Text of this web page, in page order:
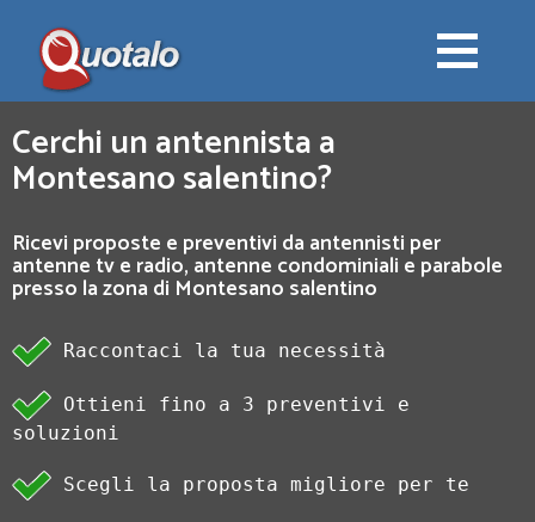
Cerchi un antennista a
Montesano salentino?
Ricevi proposte e preventivi da antennisti per
antenne tv e radio, antenne condominiali e parabole
presso la zona di Montesano salentino
Raccontaci la tua necessità
Ottieni fino a 3 preventivi e
soluzioni
Scegli la proposta migliore per te